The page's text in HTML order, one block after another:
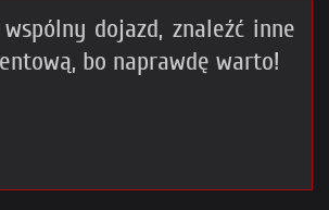
dojazd, znaleźć inne
bo naprawdę warto!